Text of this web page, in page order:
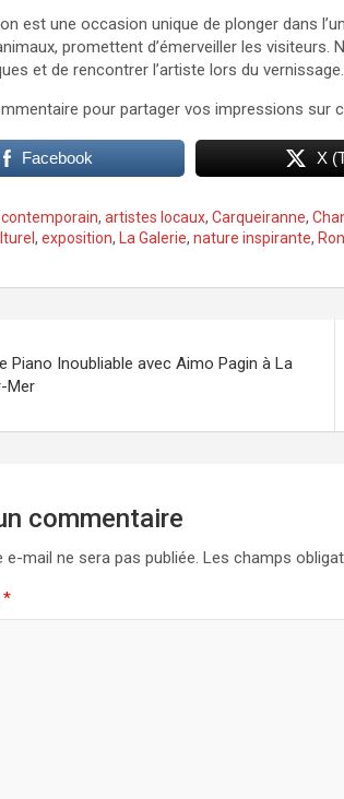
est une occasion unique de plonger dans
promettent d’émerveiller les
et de rencontrer l’artiste lors du vernissage.
pour partager vos impressions sur
Facebook X
, artistes locaux, Carqueiranne,
, exposition, La Galerie, nature inspirante,
Piano Inoubliable avec Aimo Pagin à La
Mer
commentaire
mail ne sera pas publiée. Les champs
*